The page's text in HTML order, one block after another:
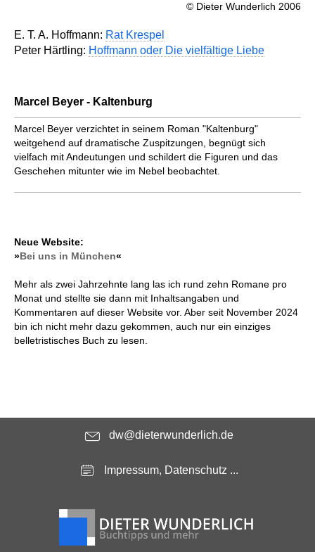
© Dieter Wunderlich 2006
E. T. A. Hoffmann: Rat Krespel
Peter Härtling: Hoffmann oder Die vielfältige Liebe
Marcel Beyer - Kaltenburg
Marcel Beyer verzichtet in seinem Roman "Kaltenburg"
weitgehend auf dramatische Zuspitzungen, begnügt sich
vielfach mit Andeutungen und schildert die Figuren und das
Geschehen mitunter wie im Nebel beobachtet.
Neue Website:
»Bei uns in München«
Mehr als zwei Jahrzehnte lang las ich rund zehn Romane pro
Monat und stellte sie dann mit Inhaltsangaben und
Kommentaren auf dieser Website vor. Aber seit November 2024
bin ich nicht mehr dazu gekommen, auch nur ein einziges
belletristisches Buch zu lesen.
dw@dieterwunderlich.de
Impressum, Datenschutz ...